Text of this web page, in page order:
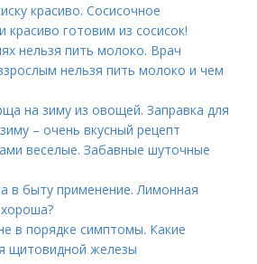
красиво. Сосисочное
красиво готовим из сосисок!
нельзя пить молоко. Врач
нельзя пить молоко и чем
на зиму из овощей. Заправка для
– очень вкусный рецепт
веселые. Забавные шуточные
в быту применение. Лимонная
в порядке симптомы. Какие
щитовидной железы